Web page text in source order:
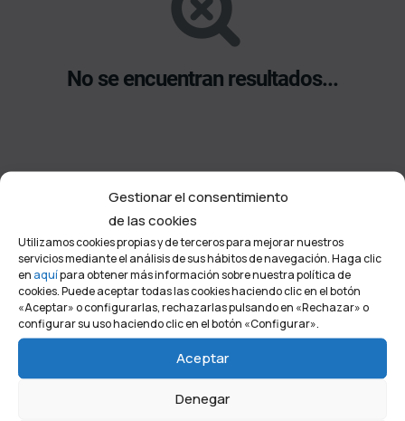
Gestionar el consentimiento
de las cookies
Utilizamos cookies propias y de terceros para mejorar nuestros
servicios mediante el análisis de sus hábitos de navegación. Haga clic
en aquípara obtener más información sobre nuestra política de
cookies. Puede aceptar todas las cookies haciendo clic en el botón
«Aceptar» o configurarlas, rechazarlas pulsando en «Rechazar» o
configurar su uso haciendo clic en el botón «Configurar».
Aceptar
Denegar
No se encuentran resultados...
Tu punto de encuentro